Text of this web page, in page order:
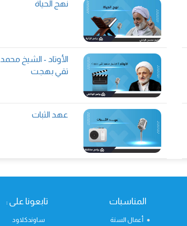
نهج الحياة
الأوتاد - الشيخ محمد
تقي بهجت
عهد الثبات
المناسبات
أعمال السنة
تابعونا على :
ساوندكلاود